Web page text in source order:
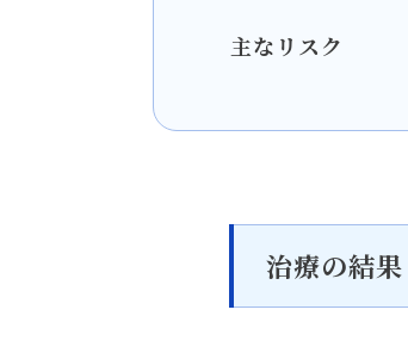
主なリスク
治療の結果